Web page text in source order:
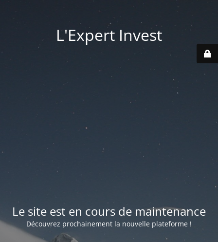
L'Expert Invest
Le site est en cours de maintenance
Découvrez prochainement la nouvelle plateforme !